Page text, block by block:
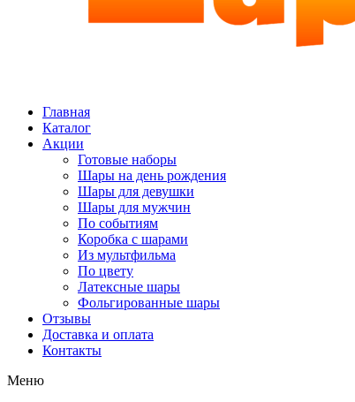
Главная
Каталог
Акции
Готовые наборы
Шары на день рождения
Шары для девушки
Шары для мужчин
По событиям
Коробка с шарами
Из мультфильма
По цвету
Латексные шары
Фольгированные шары
Отзывы
Доставка и оплата
Контакты
Меню